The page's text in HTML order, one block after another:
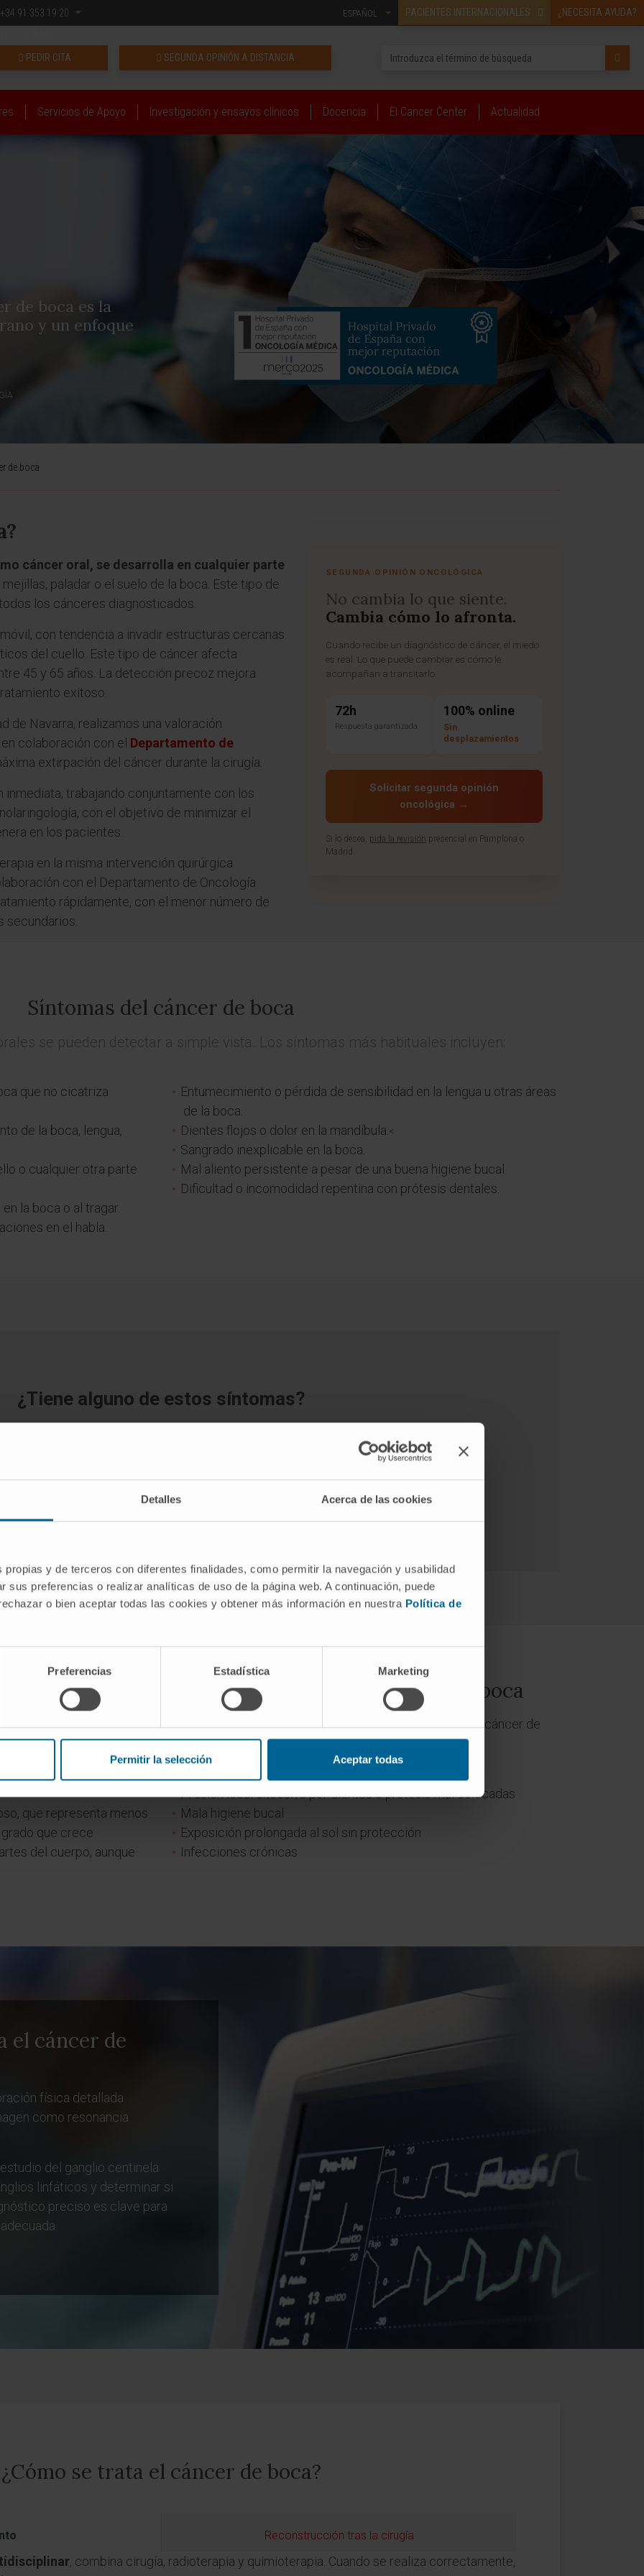
Detalles Acerca de las cookies
propias y de terceros con diferentes finalidades, como permitir la navegación y usabilidad
sus preferencias o realizar analíticas de uso de la página web. A continuación, puede
o bien aceptar todas las cookies y obtener más información en nuestra Política de
Preferencias Estadística Marketing
Permitir la selección Aceptar todas
+34 91 353 19 20 PACIENTES INTERNACIONALES ¿NECESITA AYUDA?
ESPAÑOL
SEGUNDA OPINIÓN A DISTANCIA
PEDIR CITA
Servicios de Apoyo Investigación y ensayos clínicos Docencia El Cancer Center Actualidad
de boca es la
y un enfoque
de boca
cáncer oral, se desarrolla en cualquier parte
mejillas, paladar o el suelo de la boca. Este tipo de
los cánceres diagnosticados.
con tendencia a invadir estructuras cercanas
del cuello. Este tipo de cáncer afecta
45 y 65 años. La detección precoz mejora
exitoso.
de Navarra, realizamos una valoración
colaboración con el Departamento de
extirpación del cáncer durante la cirugía.
trabajando conjuntamente con los
con el objetivo de minimizar el
en los pacientes.
en la misma intervención quirúrgica
con el Departamento de Oncología
rápidamente, con el menor número de
SEGUNDA OPINIÓN ONCOLÓGICA
No cambia lo que siente.
Cambia cómo lo afronta.
Cuando recibe un diagnóstico de cáncer, el miedo
es real. Lo que puede cambiar es cómo le
acompañan a transitarlo.
72h
Respuesta garantizada
100% online
Sin
desplazamientos
Solicitar segunda opinión
oncológica →
Si lo desea, pida la revisión presencial en Pamplona o
Madrid.
Síntomas del cáncer de boca
se pueden detectar a simple vista. Los síntomas más habituales incluyen:
que no cicatriza
de la boca, lengua,
o cualquier otra parte
la boca o al tragar.
en el habla.
Entumecimiento o pérdida de sensibilidad en la lengua u otras áreas
de la boca.
Dientes flojos o dolor en la mandíbula. <
Sangrado inexplicable en la boca.
Mal aliento persistente a pesar de una buena higiene bucal.
Dificultad o incomodidad repentina con prótesis dentales.
¿Tiene alguno de estos síntomas?
SOLICITE UNA CITA CON NUESTROS ESPECIALISTAS
que varían en su
los tumores de las
El tipo más frecuente es
que representa menos
que crece
del cuerpo, aunque
Factores de riesgo del cáncer de boca
Los principales factores de riesgo para el desarrollo del cáncer de
boca son:
Presión local excesiva por dientes o prótesis mal colocadas
Mala higiene bucal
Exposición prolongada al sol sin protección
Infecciones crónicas
el cáncer de
física detallada
como resonancia
del ganglio centinela
linfáticos y determinar si
preciso es clave para
¿Cómo se trata el cáncer de boca?
Reconstrucción tras la cirugía
, combina cirugía, radioterapia y quimioterapia. Cuando se realiza correctamente,